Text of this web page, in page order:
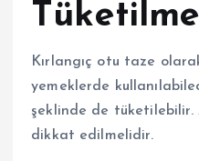
Kırlangıç otu taze
yemeklerde
şeklinde de tüketilebilir.
dikkat edilmelidir.